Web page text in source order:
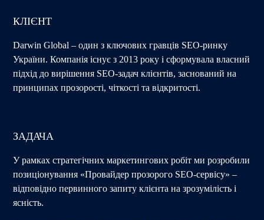
КЛІЄНТ
Darwin Global – один з ключових гравців SEO-ринку
України. Компанія існує з 2013 року і сформувала власний
підхід до вирішення SEO-задач клієнтів, заснований на
принципах прозорості, чіткості та відкритості.
ЗАДАЧА
У рамках стратегічних маркетингових робіт ми розробили
позиціонування «Провайдер прозорого SEO-сервісу» –
відповідно первинного запиту клієнта на зрозумілість і
ясність.